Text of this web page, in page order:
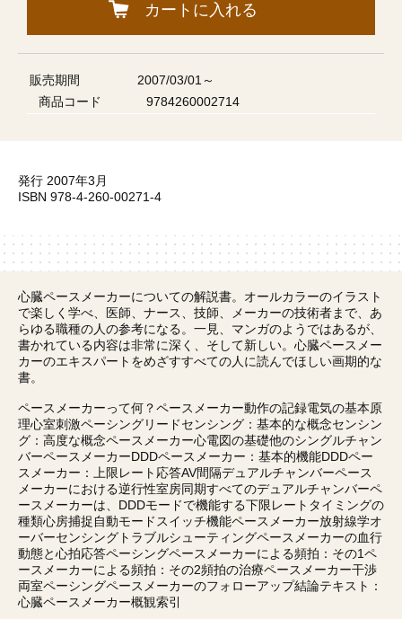
カートに入れる
販売期間
2007/03/01～
商品コード
9784260002714
発行 2007年3月
ISBN 978-4-260-00271-4
心臓ペースメーカーについての解説書。オールカラーのイラスト
で楽しく学べ、医師、ナース、技師、メーカーの技術者まで、あ
らゆる職種の人の参考になる。一見、マンガのようではあるが、
書かれている内容は非常に深く、そして新しい。心臓ペースメー
カーのエキスパートをめざすすべての人に読んでほしい画期的な
書。
ペースメーカーって何？ペースメーカー動作の記録電気の基本原
理心室刺激ペーシングリードセンシング：基本的な概念センシン
グ：高度な概念ペースメーカー心電図の基礎他のシングルチャン
バーペースメーカーDDDペースメーカー：基本的機能DDDペー
スメーカー：上限レート応答AV間隔デュアルチャンバーペース
メーカーにおける逆行性室房同期すべてのデュアルチャンバーペ
ースメーカーは、DDDモードで機能する下限レートタイミングの
種類心房捕捉自動モードスイッチ機能ペースメーカー放射線学オ
ーバーセンシングトラブルシューティングペースメーカーの血行
動態と心拍応答ペーシングペースメーカーによる頻拍：その1ペ
ースメーカーによる頻拍：その2頻拍の治療ペースメーカー干渉
両室ペーシングペースメーカーのフォローアップ結論テキスト：
心臓ペースメーカー概観索引